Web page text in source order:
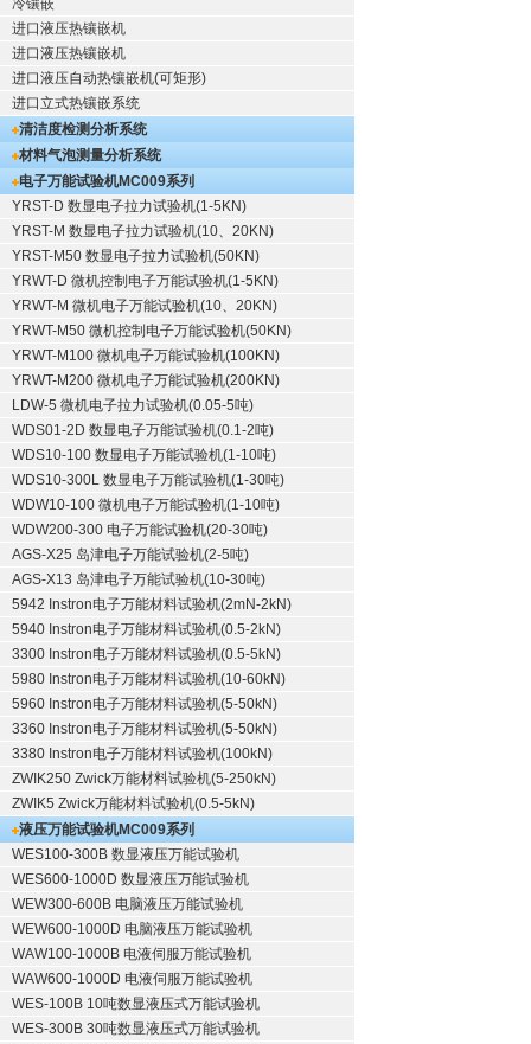
冷镶嵌
进口液压热镶嵌机
进口液压热镶嵌机
进口液压自动热镶嵌机(可矩形)
进口立式热镶嵌系统
清洁度检测分析系统
材料气泡测量分析系统
电子万能试验机MC009系列
YRST-D 数显电子拉力试验机(1-5KN)
YRST-M 数显电子拉力试验机(10、20KN)
YRST-M50 数显电子拉力试验机(50KN)
YRWT-D 微机控制电子万能试验机(1-5KN)
YRWT-M 微机电子万能试验机(10、20KN)
YRWT-M50 微机控制电子万能试验机(50KN)
YRWT-M100 微机电子万能试验机(100KN)
YRWT-M200 微机电子万能试验机(200KN)
LDW-5 微机电子拉力试验机(0.05-5吨)
WDS01-2D 数显电子万能试验机(0.1-2吨)
WDS10-100 数显电子万能试验机(1-10吨)
WDS10-300L 数显电子万能试验机(1-30吨)
WDW10-100 微机电子万能试验机(1-10吨)
WDW200-300 电子万能试验机(20-30吨)
AGS-X25 岛津电子万能试验机(2-5吨)
AGS-X13 岛津电子万能试验机(10-30吨)
5942 Instron电子万能材料试验机(2mN-2kN)
5940 Instron电子万能材料试验机(0.5-2kN)
3300 Instron电子万能材料试验机(0.5-5kN)
5980 Instron电子万能材料试验机(10-60kN)
5960 Instron电子万能材料试验机(5-50kN)
3360 Instron电子万能材料试验机(5-50kN)
3380 Instron电子万能材料试验机(100kN)
ZWIK250 Zwick万能材料试验机(5-250kN)
ZWIK5 Zwick万能材料试验机(0.5-5kN)
液压万能试验机MC009系列
WES100-300B 数显液压万能试验机
WES600-1000D 数显液压万能试验机
WEW300-600B 电脑液压万能试验机
WEW600-1000D 电脑液压万能试验机
WAW100-1000B 电液伺服万能试验机
WAW600-1000D 电液伺服万能试验机
WES-100B 10吨数显液压式万能试验机
WES-300B 30吨数显液压式万能试验机